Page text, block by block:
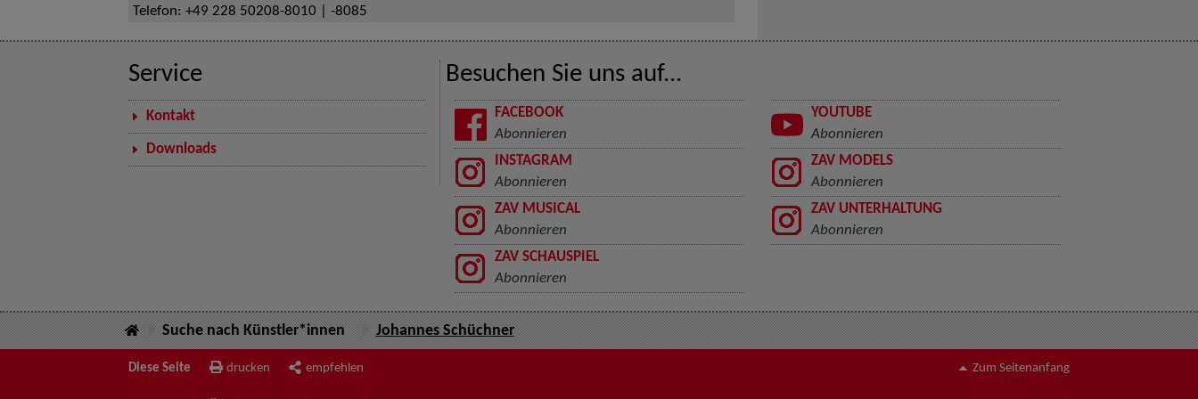
Telefon: +49 228 50208-8010 | -8085
Service
Kontakt
Downloads
Besuchen Sie uns auf...
FACEBOOK
Abonnieren
YOUTUBE
Abonnieren
INSTAGRAM
Abonnieren
ZAV MODELS
Abonnieren
ZAV MUSICAL
Abonnieren
ZAV UNTERHALTUNG
Abonnieren
ZAV SCHAUSPIEL
Abonnieren
Suche nach Künstler*innen Johannes Schüchner
Diese Seite drucken empfehlen Zum Seitenanfang